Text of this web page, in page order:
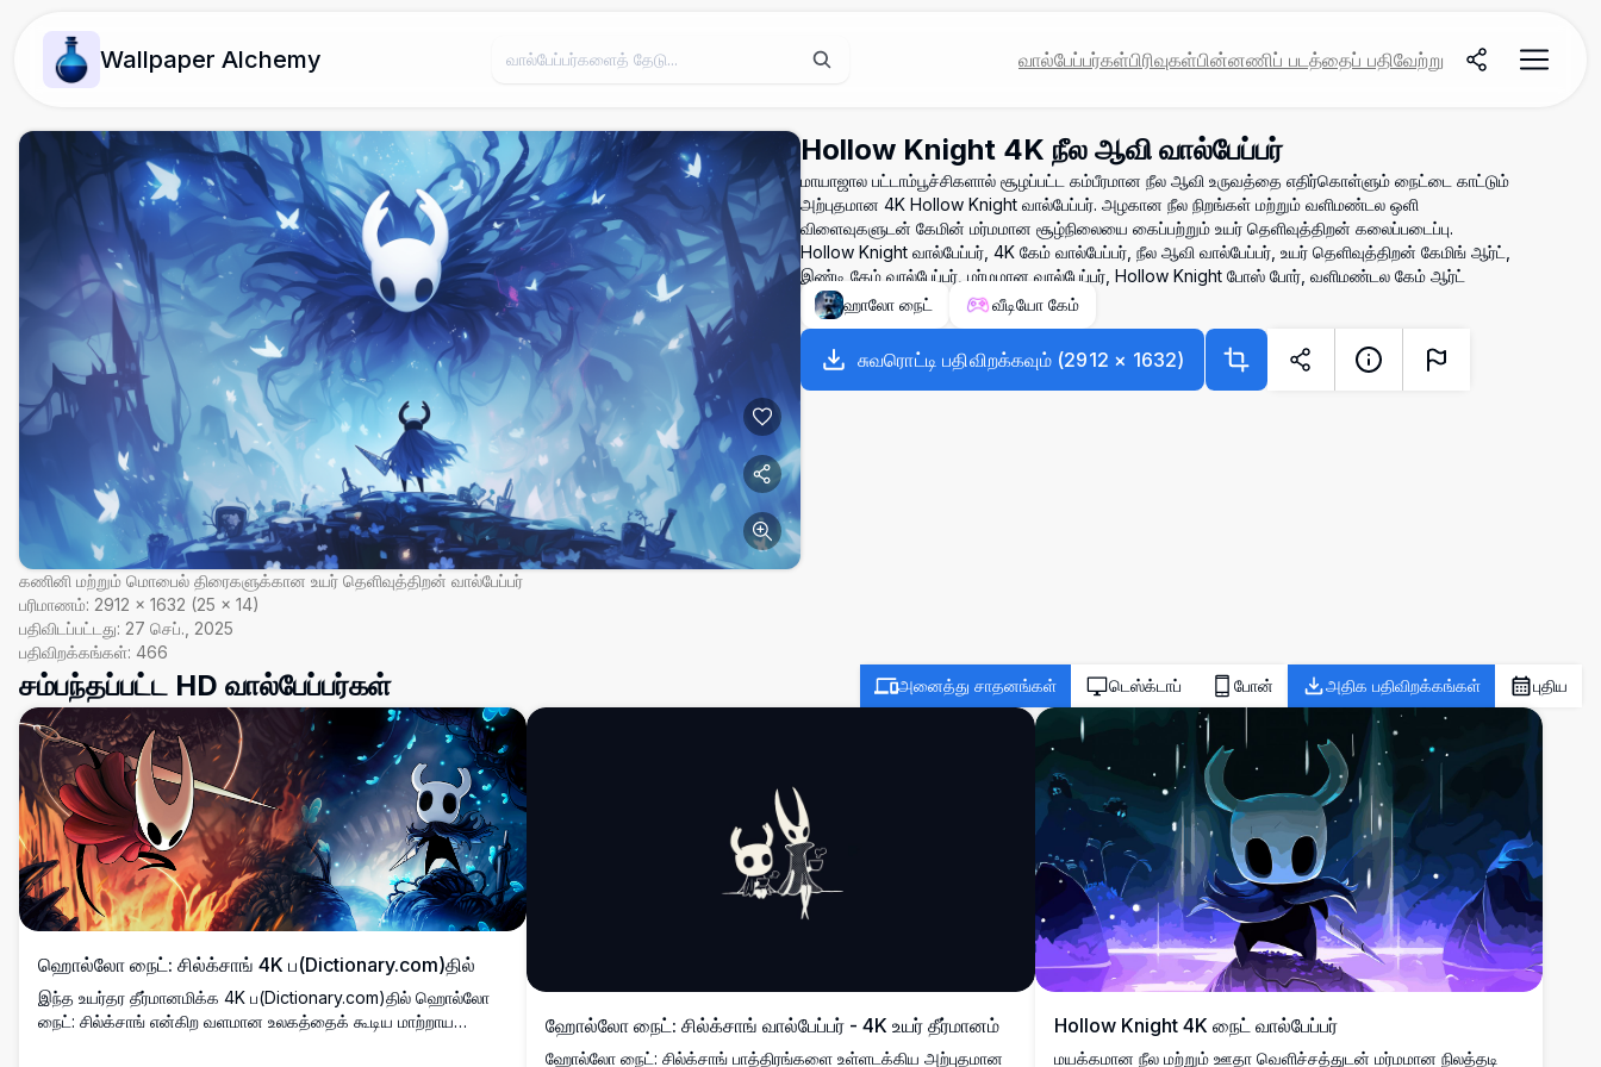
Wallpaper Alchemy வால்பேப்பர்கள்பிரிவுகள்பின்னணிப் படத்தைப் பதிவேற்று
கணினி மற்றும் மொபைல் திரைகளுக்கான உயர் தெளிவுத்திறன் வால்பேப்பர்
பரிமாணம்: 2912 × 1632 (25 × 14)
பதிவிடப்பட்டது: 27 செப்., 2025
பதிவிறக்கங்கள்: 466
Hollow Knight 4K நீல ஆவி வால்பேப்பர்
மாயாஜால பட்டாம்பூச்சிகளால் சூழப்பட்ட கம்பீரமான நீல ஆவி உருவத்தை எதிர்கொள்ளும் நைட்டை காட்டும்
அற்புதமான 4K Hollow Knight வால்பேப்பர். அழகான நீல நிறங்கள் மற்றும் வளிமண்டல ஒளி
விளைவுகளுடன் கேமின் மர்மமான சூழ்நிலையை கைப்பற்றும் உயர் தெளிவுத்திறன் கலைப்படைப்பு.
Hollow Knight வால்பேப்பர், 4K கேம் வால்பேப்பர், நீல ஆவி வால்பேப்பர், உயர் தெளிவுத்திறன் கேமிங் ஆர்ட்,
இண்டி கேம் வால்பேப்பர், மர்மமான வால்பேப்பர், Hollow Knight போஸ் போர், வளிமண்டல கேம் ஆர்ட்
ஹாலோ நைட்
வீடியோ கேம்
சுவரொட்டி பதிவிறக்கவும்(2912 × 1632)
சம்பந்தப்பட்ட HD வால்பேப்பர்கள் அனைத்து சாதனங்கள் டெஸ்க்டாப் போன் அதிக பதிவிறக்கங்கள் புதிய
ஹொல்லோ நைட்: சில்க்சாங் 4K ப(Dictionary.com)தில்
இந்த உயர்தர தீர்மானமிக்க 4K ப(Dictionary.com)தில் ஹொல்லோ
நைட்: சில்க்சாங் என்கிற வளமான உலகத்தைக் கூடிய மாற்றாய
ஹோல்லோ நைட்: சில்க்சாங் வால்பேப்பர் - 4K உயர் தீர்மானம்
ஹோல்லோ நைட்: சில்க்சாங் பாத்திரங்களை உள்ளடக்கிய அற்புதமான
Hollow Knight 4K நைட் வால்பேப்பர்
மயக்கமான நீல மற்றும் ஊதா வெளிச்சத்துடன் மர்மமான நிலத்தடி